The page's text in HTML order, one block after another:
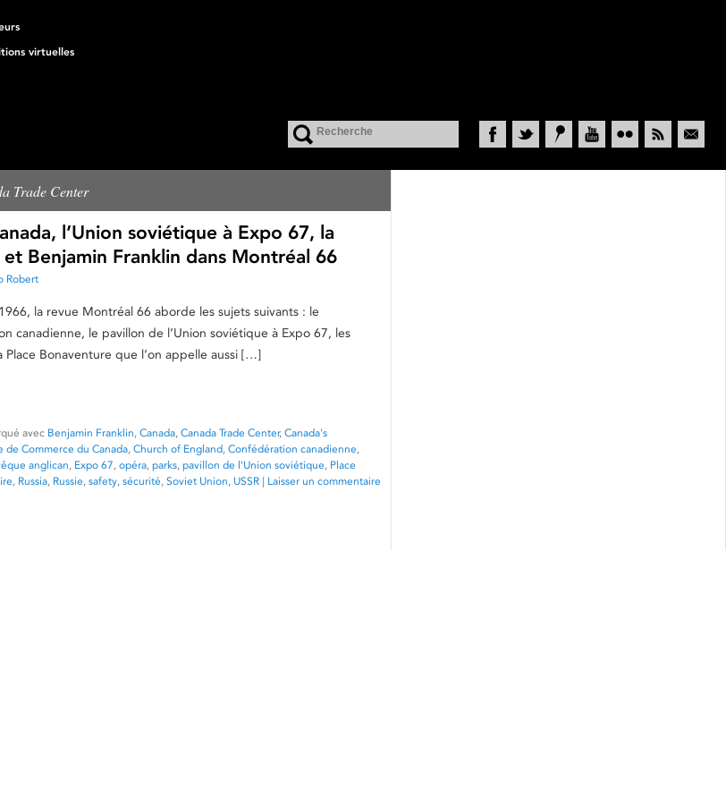
virtuelles
Trade Center
l’Union soviétique à Expo 67, la
Benjamin Franklin dans Montréal 66
Robert
la revue Montréal 66 aborde les sujets suivants : le
canadienne, le pavillon de l’Union soviétique à Expo 67, les
Bonaventure que l’on appelle aussi […]
avec Benjamin Franklin, Canada, Canada Trade Center, Canada's
de Commerce du Canada, Church of England, Confédération canadienne,
anglican, Expo 67, opéra, parks, pavillon de l'Union soviétique, Place
, Russia, Russie, safety, sécurité, Soviet Union, USSR | Laisser un commentaire